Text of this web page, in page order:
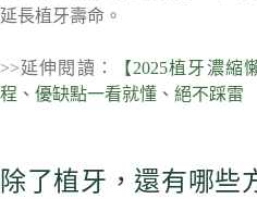
延長植牙壽命。
>>延伸閱讀：
【2025植牙濃
程、優缺點一看就懂、絕不踩雷
除了植牙，還有哪些